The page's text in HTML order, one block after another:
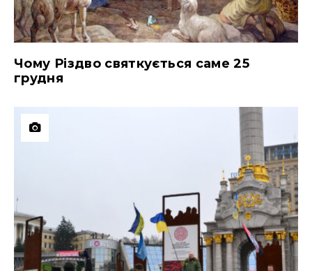
Чому Різдво святкується саме 25
грудня